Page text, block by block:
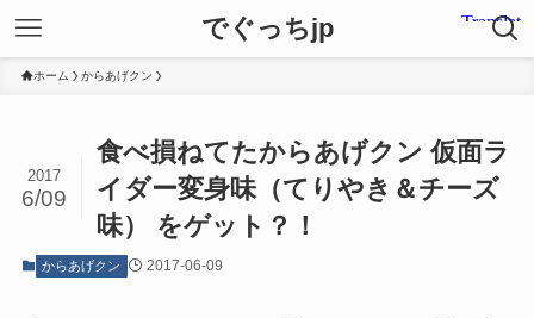
でぐっちjp
ホーム からあげクン
食べ損ねてたからあげクン 仮面ラ
イダー変身味（てりやき＆チーズ
味） をゲット？！
2017
6/09
からあげクン 2017-06-09